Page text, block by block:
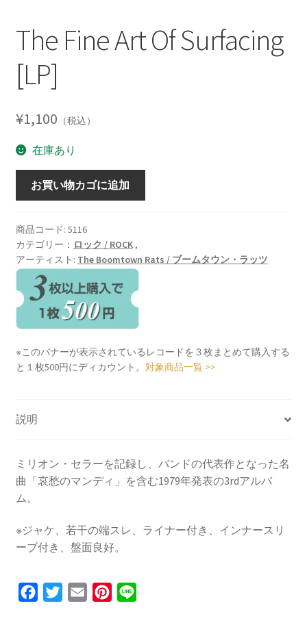
The Fine Art Of Surfacing
[LP]
¥1,100 （税込）
在庫あり
Fine
Of
Surfacing
[LP]
お買い物カゴに追加
商品コード: 5116
カテゴリー： ロック / ROCK,
アーティスト: The Boomtown Rats / ブームタウン・ラッツ
※このバナーが表示されているレコードを３枚まとめて購入する
と１枚500円にディカウント。 対象商品一覧 >>
説明
ミリオン・セラーを記録し、バンドの代表作となった名
曲「哀愁のマンディ」を含む1979年発表の3rdアルバ
ム。
※ジャケ、若干の端スレ、ライナー付き、インナースリ
ーブ付き、盤面良好。